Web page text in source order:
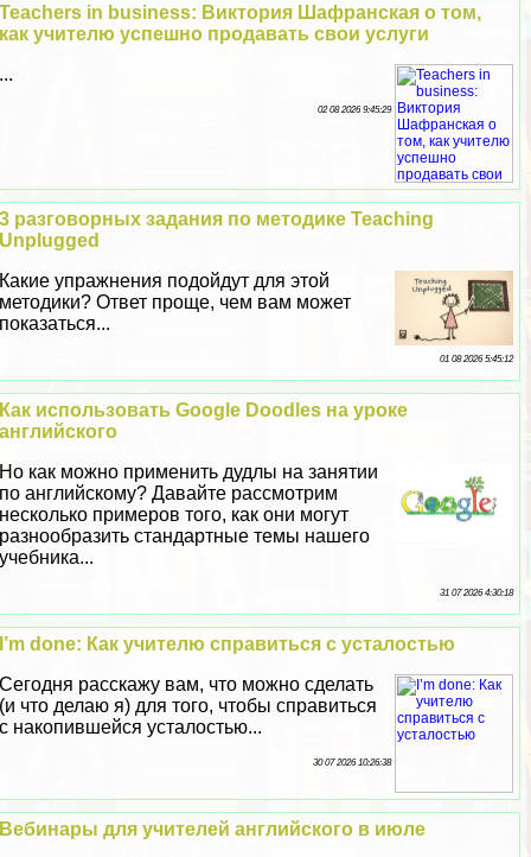
Teachers in business: Виктория Шафранская о том,
как учителю успешно продавать свои услуги
...
02 08 2026 9:45:29
3 разговорных задания по методике Teaching
Unplugged
Какие упражнения подойдут для этой
методики? Ответ проще, чем вам может
показаться...
01 08 2026 5:45:12
Как использовать Google Doodles на уроке
английского
Но как можно применить дудлы на занятии
по английскому? Давайте рассмотрим
несколько примеров того, как они могут
разнообразить стандартные темы нашего
учебника...
31 07 2026 4:30:18
I’m done: Как учителю справиться с усталостью
Сегодня расскажу вам, что можно сделать
(и что делаю я) для того, чтобы справиться
с накопившейся усталостью...
30 07 2026 10:26:38
Вебинары для учителей английского в июле